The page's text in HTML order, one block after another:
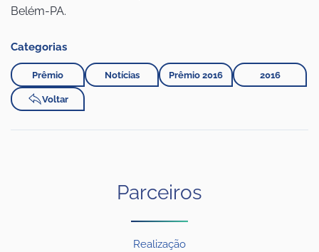
Belém-PA.
Categorias
Prêmio Notícias Prêmio 2016 2016
Voltar
Parceiros
Realização